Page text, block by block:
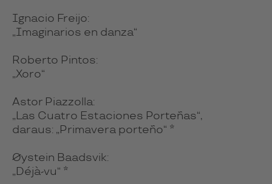
Ignacio Freijo:
„Imaginarios en danza“
Roberto Pintos:
„Xoro“
Astor Piazzolla:
„Las Cuatro Estaciones Porteñas“,
daraus: „Primavera porteño“ *
Øystein Baadsvik:
„Déjà-vu“ *